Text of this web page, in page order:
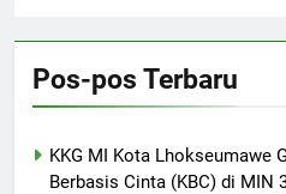
Pos-pos Terbaru
KKG MI Kota Lhokseumawe
Berbasis Cinta (KBC) di MIN